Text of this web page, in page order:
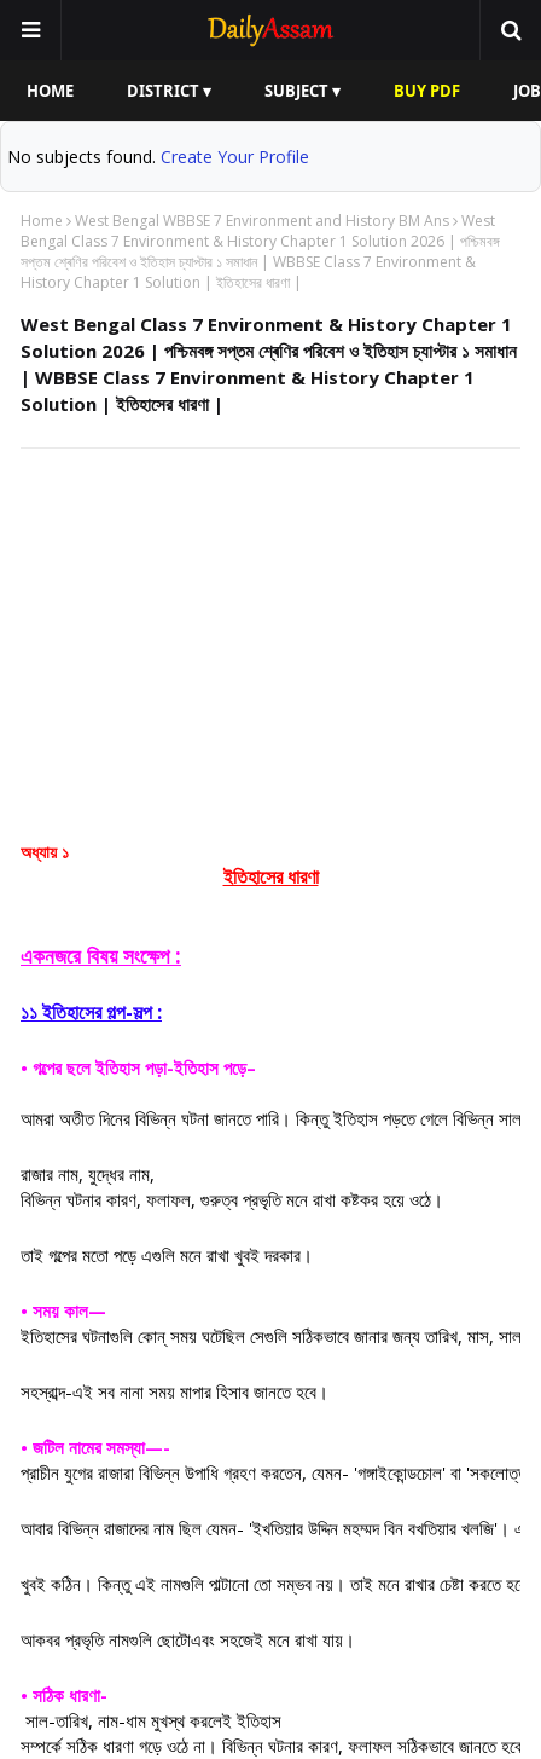
HOME DISTRICT ▾ SUBJECT ▾ BUY PDF
No subjects found. Create Your Profile
Home West Bengal WBBSE 7 Environment and History BM Ans West
Bengal Class 7 Environment & History Chapter 1 Solution 2026 | পশ্চিমবঙ্গ
সপ্তম শ্ৰেণির পরিবেশ ও ইতিহাস চ্যাপ্টার ১ সমাধান | WBBSE Class 7 Environment &
History Chapter 1 Solution | ইতিহাসের ধারণা |
West Bengal Class 7 Environment & History Chapter 1
Solution 2026 | পশ্চিমবঙ্গ সপ্তম শ্ৰেণির পরিবেশ ও ইতিহাস চ্যাপ্টার ১ সমাধান
| WBBSE Class 7 Environment & History Chapter 1
Solution | ইতিহাসের ধারণা |
অধ্যায় ১
ইতিহাসের ধারণা
একনজরে বিষয় সংক্ষেপ :
১১ ইতিহাসের গল্প-সল্প :
• গল্পের ছলে ইতিহাস পড়া-ইতিহাস পড়ে–
আমরা অতীত দিনের বিভিন্ন ঘটনা জানতে পারি। কিন্তু ইতিহাস পড়তে গেলে বিভিন্ন সাল,
রাজার নাম, যুদ্ধের নাম,
বিভিন্ন ঘটনার কারণ, ফলাফল, গুরুত্ব প্রভৃতি মনে রাখা কষ্টকর হয়ে ওঠে।
তাই গল্পের মতো পড়ে এগুলি মনে রাখা খুবই দরকার।
• সময় কাল—
ইতিহাসের ঘটনাগুলি কোন্ সময় ঘটেছিল সেগুলি সঠিকভাবে জানার জন্য তারিখ, মাস, সাল,
সহস্রাব্দ-এই সব নানা সময় মাপার হিসাব জানতে হবে।
• জটিল নামের সমস্যা—-
প্রাচীন যুগের রাজারা বিভিন্ন উপাধি গ্রহণ করতেন, যেমন- 'গঙ্গাইকোন্ডচোল' বা
আবার বিভিন্ন রাজাদের নাম ছিল যেমন- 'ইখতিয়ার উদ্দিন মহম্মদ বিন বখতিয়ার খলজি'।
খুবই কঠিন। কিন্তু এই নামগুলি পাল্টানো তো সম্ভব নয়। তাই মনে রাখার চেষ্টা করতে
আকবর প্রভৃতি নামগুলি ছোটোএবং সহজেই মনে রাখা যায়।
• সঠিক ধারণা-
সাল-তারিখ, নাম-ধাম মুখস্থ করলেই ইতিহাস
সম্পর্কে সঠিক ধারণা গড়ে ওঠে না। বিভিন্ন ঘটনার কারণ, ফলাফল সঠিকভাবে জানতে হবে।